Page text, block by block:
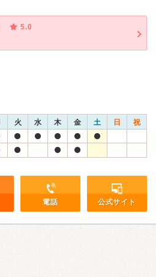
5.0
火 水 木 金 土 日 祝
電話 公式サイト